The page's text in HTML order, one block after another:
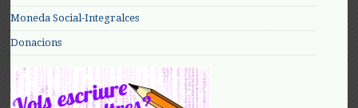
Moneda Social-Integralces
Donacions